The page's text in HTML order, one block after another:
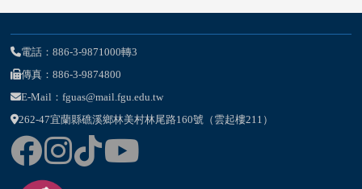
電話：886-3-9871000轉3
傳真：886-3-9874800
E-Mail：fguas@mail.fgu.edu.tw
262-47宜蘭縣礁溪鄉林美村林尾路160號（雲起樓211）